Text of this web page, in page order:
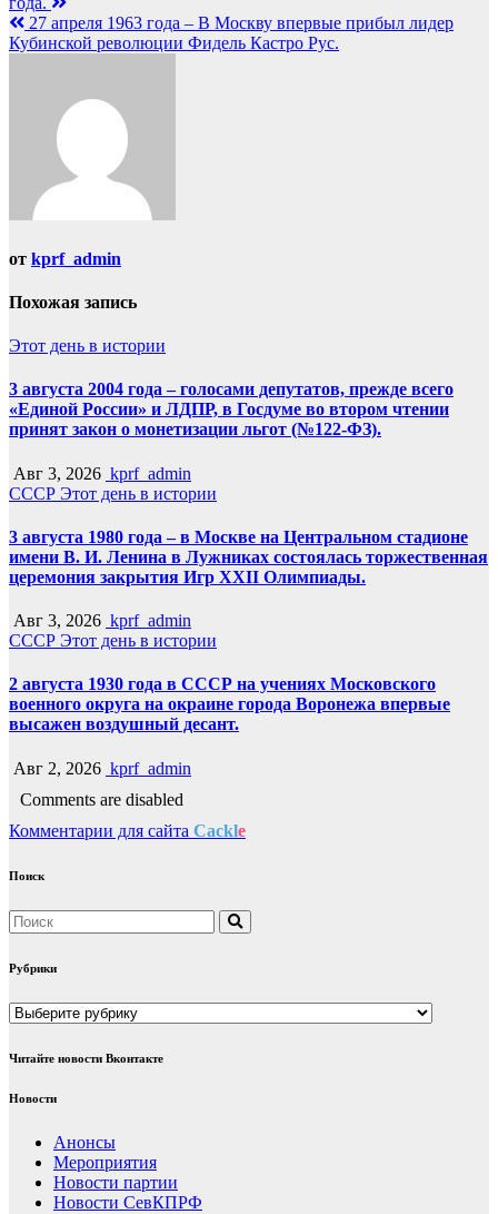
27 апреля 1963 года – В Москву впервые прибыл лидер
Кубинской революции Фидель Кастро Рус.
от kprf_admin
Похожая запись
Этот день в истории
3 августа 2004 года – голосами депутатов, прежде всего
«Единой России» и ЛДПР, в Госдуме во втором чтении
принят закон о монетизации льгот (№122-ФЗ).
Авг 3, 2026 kprf_admin
СССР Этот день в истории
3 августа 1980 года – в Москве на Центральном стадионе
имени В. И. Ленина в Лужниках состоялась торжественная
церемония закрытия Игр XXII Олимпиады.
Авг 3, 2026 kprf_admin
СССР Этот день в истории
2 августа 1930 года в СССР на учениях Московского
военного округа на окраине города Воронежа впервые
высажен воздушный десант.
Авг 2, 2026 kprf_admin
Comments are disabled
Комментарии для сайта Cackle
Поиск
Рубрики
Рубрики
Читайте новости Вконтакте
Новости
Анонсы
Мероприятия
Новости партии
Новости СевКПРФ